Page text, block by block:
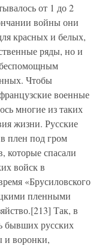
от 1 до 2
войны они
красных и белых,
ряды, но и
беспомощным
Чтобы
военные
многие из таких
жизни. Русские
плен под гром
которые спасали
войск в
«Брусиловского
пленными
Так, в
бывших русских
и воронки,